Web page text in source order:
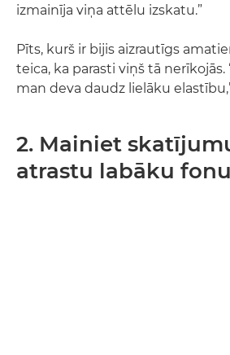
izmainīja viņa attēlu izskatu.”
Pīts, kurš ir bijis aizrautīgs
teica, ka parasti viņš tā nerīkojās.
man deva daudz lielāku
2. Mainiet
atrastu labāku fonu